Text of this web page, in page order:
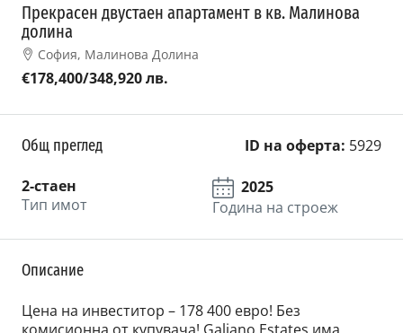
Прекрасен двустаен апартамент в кв. Малинова
долина
София, Малинова Долина
€178,400/348,920 лв.
Общ преглед ID на оферта: 5929
2-стаен
Тип имот
2025
Година на строеж
Описание
Цена на инвеститор – 178 400 евро! Без